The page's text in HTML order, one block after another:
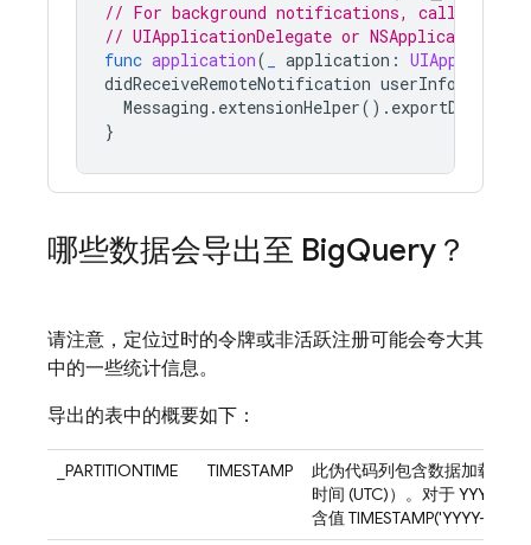
// For background notifications, call the
// UIApplicationDelegate or
func application( application :
didReceiveRemoteNotification userInfo
Messaging . extensionHelper().
}
哪些数据会导出至 BigQuery？
请注意，定位过时的令牌或非活跃注册可能会夸大其
中的一些统计信息。
导出的表中的概要如下：
_PARTITIONTIME TIMESTAMP
此伪代码列包含数据加载当
时间 (UTC)）。对于
含值 TIMESTAMP('YYYY-MM-